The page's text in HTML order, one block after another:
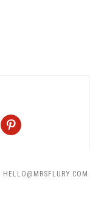
pinterest